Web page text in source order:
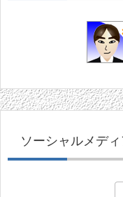
ソーシャルメディ